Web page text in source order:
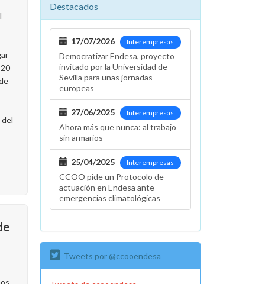
del
Destacados
Interempresas
17/07/2026
Democratizar Endesa, proyecto
invitado por la Universidad de
Sevilla para unas jornadas
europeas
Interempresas
27/06/2025
Ahora más que nunca: al trabajo
sin armarios
Interempresas
25/04/2025
CCOO pide un Protocolo de
actuación en Endesa ante
emergencias climatológicas
Tweets por @ccooendesa